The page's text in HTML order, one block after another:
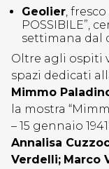
Geolier, fresco
POSSIBILE”,
settimana dal
Oltre agli ospiti
spazi dedicati
Mimmo
la mostra
– 15 gennaio
Annalisa
Verdelli; Marco